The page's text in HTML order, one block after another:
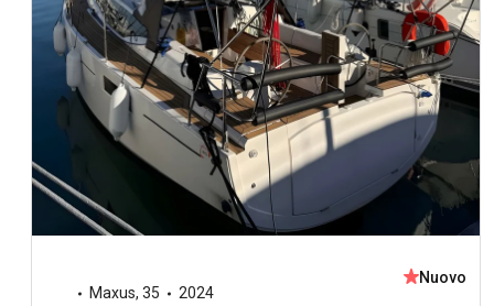
Maxus, 35
2024
Nuovo